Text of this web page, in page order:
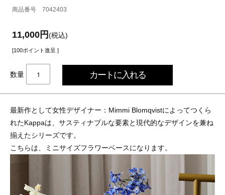
7042403
11,000円(税込)
[100ポイント進呈 ]
数量
最新作として女性デザイナー：Mimmi Blomqvistによってつくら
れたKappaは、サスティナブルな要素と現代的なデザインを兼ね
揃えたシリーズです。
こちらは、ミニサイズフラワーベースになります。